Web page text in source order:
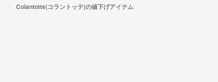
Colantotte(コラントッテ)の値下げアイテム